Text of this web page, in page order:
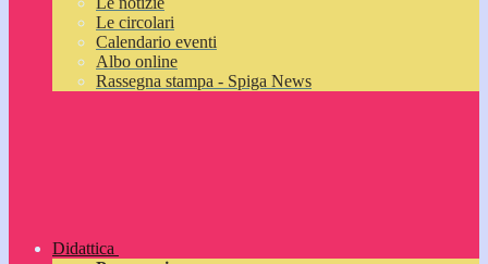
Le circolari
Calendario eventi
Albo online
Rassegna stampa - Spiga News
Didattica